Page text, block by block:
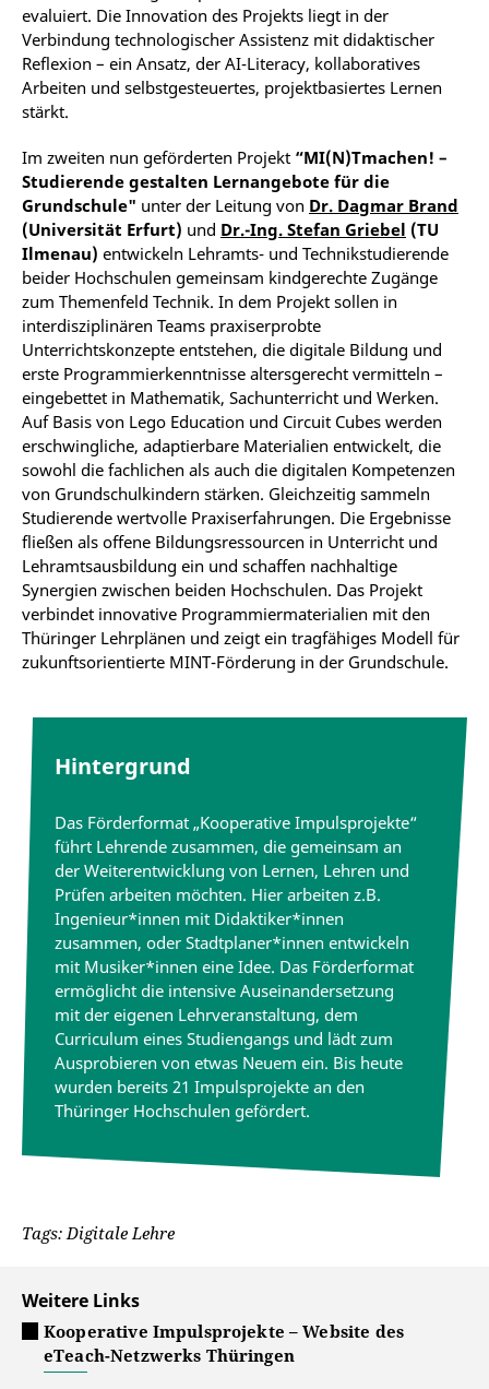
evaluiert. Die Innovation des Projekts liegt in der
Verbindung technologischer Assistenz mit didaktischer
Reflexion – ein Ansatz, der AI-Literacy, kollaboratives
Arbeiten und selbstgesteuertes, projektbasiertes Lernen
stärkt.
Im zweiten nun geförderten Projekt “MI(N)Tmachen! –
Studierende gestalten Lernangebote für die
Grundschule" unter der Leitung von Dr. Dagmar Brand
(Universität Erfurt) und Dr.-Ing. Stefan Griebel (TU
Ilmenau) entwickeln Lehramts- und Technikstudierende
beider Hochschulen gemeinsam kindgerechte Zugänge
zum Themenfeld Technik. In dem Projekt sollen in
interdisziplinären Teams praxiserprobte
Unterrichtskonzepte entstehen, die digitale Bildung und
erste Programmierkenntnisse altersgerecht vermitteln –
eingebettet in Mathematik, Sachunterricht und Werken.
Auf Basis von Lego Education und Circuit Cubes werden
erschwingliche, adaptierbare Materialien entwickelt, die
sowohl die fachlichen als auch die digitalen Kompetenzen
von Grundschulkindern stärken. Gleichzeitig sammeln
Studierende wertvolle Praxiserfahrungen. Die Ergebnisse
fließen als offene Bildungsressourcen in Unterricht und
Lehramtsausbildung ein und schaffen nachhaltige
Synergien zwischen beiden Hochschulen. Das Projekt
verbindet innovative Programmiermaterialien mit den
Thüringer Lehrplänen und zeigt ein tragfähiges Modell für
zukunftsorientierte MINT-Förderung in der Grundschule.
Hintergrund
Das Förderformat „Kooperative Impulsprojekte“
führt Lehrende zusammen, die gemeinsam an
der Weiterentwicklung von Lernen, Lehren und
Prüfen arbeiten möchten. Hier arbeiten z.B.
Ingenieur*innen mit Didaktiker*innen
zusammen, oder Stadtplaner*innen entwickeln
mit Musiker*innen eine Idee. Das Förderformat
ermöglicht die intensive Auseinandersetzung
mit der eigenen Lehrveranstaltung, dem
Curriculum eines Studiengangs und lädt zum
Ausprobieren von etwas Neuem ein. Bis heute
wurden bereits 21 Impulsprojekte an den
Thüringer Hochschulen gefördert.
Tags: Digitale Lehre
Weitere Links
Kooperative Impulsprojekte – Website des
eTeach-Netzwerks Thüringen